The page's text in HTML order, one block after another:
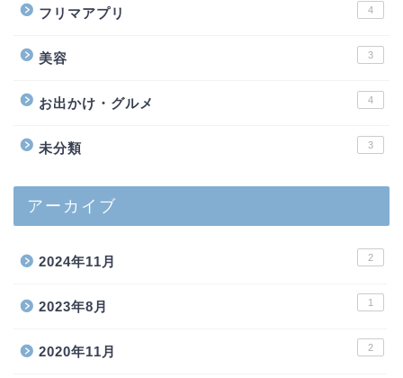
フリマアプリ 4
美容 3
お出かけ・グルメ 4
未分類 3
アーカイブ
2024年11月 2
2023年8月 1
2020年11月 2